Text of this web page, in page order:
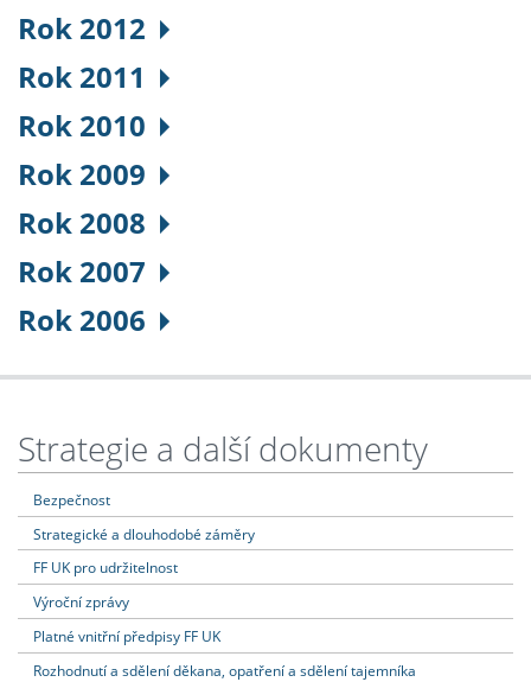
Rok 2012
Rok 2011
Rok 2010
Rok 2009
Rok 2008
Rok 2007
Rok 2006
Strategie a další dokumenty
Bezpečnost
Strategické a dlouhodobé záměry
FF UK pro udržitelnost
Výroční zprávy
Platné vnitřní předpisy FF UK
Rozhodnutí a sdělení děkana, opatření a sdělení tajemníka